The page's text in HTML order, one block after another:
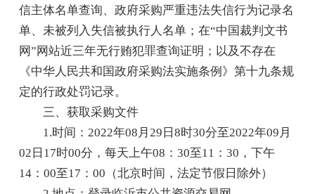
信主体名单查询、政府采购严重违法失信行为记录名
单、未被列入失信被执行人名单；在“中国裁判文书
网”网站近三年无行贿犯罪查询证明；以及不存在
《中华人民共和国政府采购法实施条例》第十九条规
定的行政处罚记录。
三、获取采购文件
1.时间：2022年08月29日8时30分至2022年09月
02日17时00分，每天上午08：30至11：30，下午
14：00至17：00（北京时间，法定节假日除外）